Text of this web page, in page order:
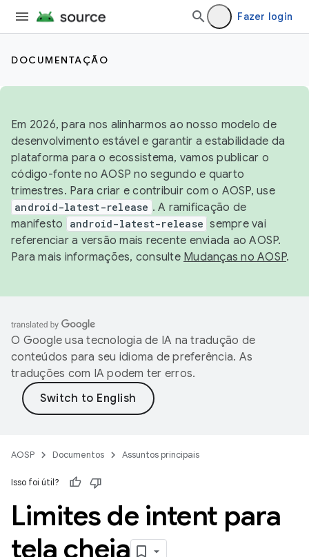
Fazer login
DOCUMENTAÇÃO
Em 2026, para nos alinharmos ao nosso modelo de
desenvolvimento estável e garantir a estabilidade da
plataforma para o ecossistema, vamos publicar o
código-fonte no AOSP no segundo e quarto
trimestres. Para criar e contribuir com o AOSP, use
android-latest-release . A ramificação de
manifesto
android-latest-release sempre vai
referenciar a versão mais recente enviada ao AOSP.
Para mais informações, consulte Mudanças no AOSP.
O Google usa tecnologia de IA na tradução de
conteúdos para seu idioma de preferência. As
traduções com IA podem ter erros.
AOSP Documentos Assuntos principais
Isso foi útil?
Limites de intent para
tela cheia